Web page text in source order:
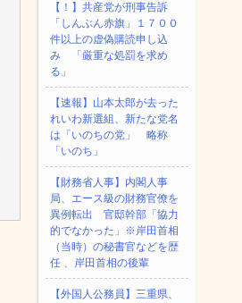
【！】共産党が刑事告訴
「しんぶん赤旗」１７００
件以上の虚偽購読申し込
み 「厳重な処罰を求め
る」
【速報】山本太郎が去った
れいわ新選組、新たな党名
は「いのちの党」 略称
「いのち」
【財務省人事】内閣人事
局、エース級の財務官僚を
異例転出 官邸幹部「協力
的でなかった」※岸田首相
（当時）の秘書官などを歴
任 、岸田首相の後輩
【外国人公務員】三重県、